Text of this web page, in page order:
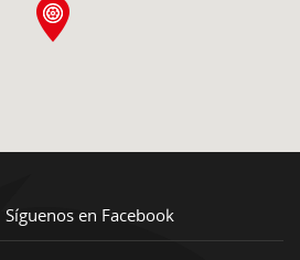
Síguenos en Facebook